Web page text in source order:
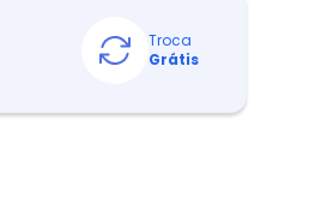
Troca
Grátis